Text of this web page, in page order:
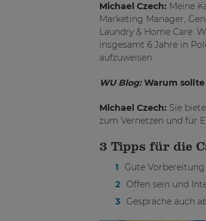
Michael Czech: Meine
Marketing Manager,
Laundry & Home Care.
insgesamt 6 Jahre in
aufzuweisen.
WU Blog:Warum
Michael Czech: Sie
zum Vernetzen und für
3 Tipps für die
Gute
Offen sein und
Gespräche auch